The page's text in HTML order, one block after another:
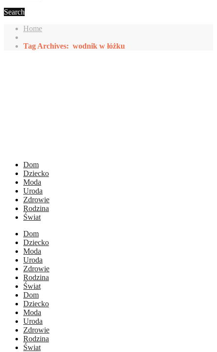
Search
Home
Tag Archives: wodnik w łóżku
Dom
Dziecko
Moda
Uroda
Zdrowie
Rodzina
Świat
Dom
Dziecko
Moda
Uroda
Zdrowie
Rodzina
Świat
Dom
Dziecko
Moda
Uroda
Zdrowie
Rodzina
Świat